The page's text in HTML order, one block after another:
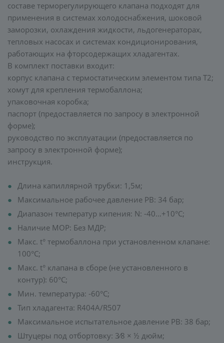
составе терморегулирующего клапана подходят для
применения в системах холодоснабжения, шоковой
заморозки, охлаждения жидкости, льдогенераторах,
тепловых насосах и системах кондиционирования,
работающих на фторсодержащих хладагентах.
В комплект поставки входит:
корпус клапана с термостатическим элементом типа T2;
хомут для крепления термобаллона;
упаковочная коробка;
паспорт (предоставляется по запросу в электронной
форме);
руководство по эксплуатации (предоставляется по
запросу в электронной форме);
инструкция.
Длина капиллярной трубки: 1,5м;
Максимальное рабочее давление PB: 34 бар;
Диапазон температур кипения: N: -40…+10°C;
Наличие MOP: Без MДР;
Макс. t° термобаллона при установленном клапане:
100°C;
Макс. t° клапана в сборе (не установленного в
контур): 60°C;
Мин. температура: -60°C;
Тип хладагента: R404A/R507
Максимальное испытательное давление PB: 38 бар;
Штуцеры под отбортовку: 3⁄8 × ½ дюйм;